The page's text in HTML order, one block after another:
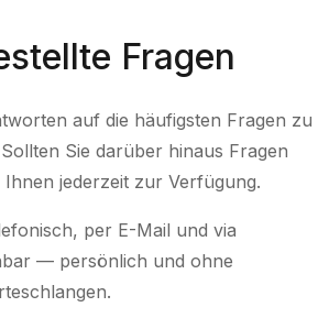
Fragen
auf die häufigsten Fragen zu
Sie darüber hinaus Fragen
jederzeit zur Verfügung.
per E-Mail und via
— persönlich und ohne